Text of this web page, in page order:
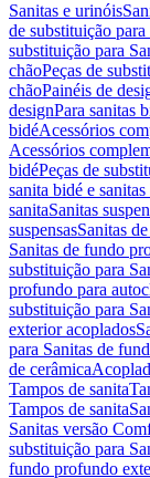
Sanitas e urinóis
de substituição
substituição para
chãoPeças de
chãoPainéis de
designPara sanitas
bidéAcessórios
Acessórios
bidéPeças de
sanita bidé e
sanitaSanitas
suspensasSanitas
Sanitas de fundo
substituição para
profundo para
substituição para
exterior acoplados
para Sanitas de
de cerâmica
Tampos de sanita
Tampos de sanita
Sanitas versão
substituição para
fundo profundo